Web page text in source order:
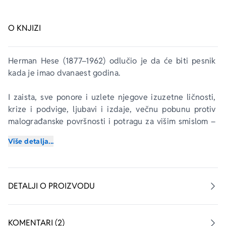
O KNJIZI
Herman Hese (1877–1962) odlučio je da će biti pesnik
kada je imao dvanaest godina.
I zaista, sve ponore i uzlete njegove izuzetne ličnosti,
krize i podvige, ljubavi i izdaje, večnu pobunu protiv
malograđanske površnosti i potragu za višim smislom –
da izlije u knjige i junake koji opčinjavaju naraštaje:
staklenih perli… Već decenijama su dela ovog dobitnika
Nobelove nagrade za književnost (1946) među
Stoga, kada se danas osvrnemo na njegovu mladalačku
Više detalja...
DETALJI O PROIZVODU
KOMENTARI (2)